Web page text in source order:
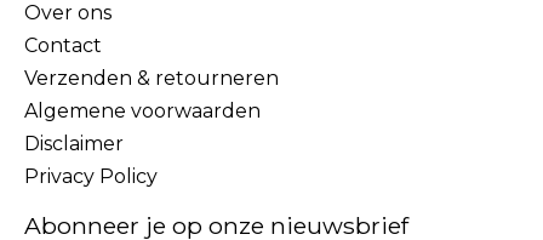
Over ons
Contact
Verzenden & retourneren
Algemene voorwaarden
Disclaimer
Privacy Policy
Abonneer je op onze nieuwsbrief